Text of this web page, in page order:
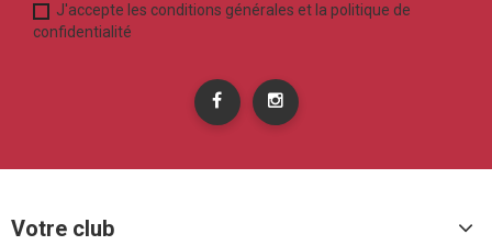
J'accepte les conditions générales et la politique de
confidentialité
Votre club